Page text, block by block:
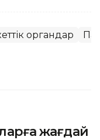
органдар
жағдай